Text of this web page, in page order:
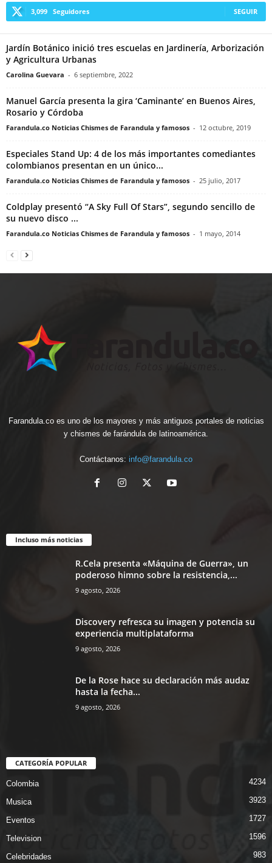
3,099 Seguidores SEGUIR
Jardín Botánico inició tres escuelas en Jardinería, Arborización
y Agricultura Urbanas
Carolina Guevara - 6 septiembre, 2022
Manuel García presenta la gira ‘Caminante’ en Buenos Aires,
Rosario y Córdoba
Farandula.co Noticias Chismes de Farandula y famosos - 12 octubre, 2019
Especiales Stand Up: 4 de los más importantes comediantes
colombianos presentan en un único...
Farandula.co Noticias Chismes de Farandula y famosos - 25 julio, 2017
Coldplay presentó “A Sky Full Of Stars”, segundo sencillo de
su nuevo disco ...
Farandula.co Noticias Chismes de Farandula y famosos - 1 mayo, 2014
Farandula.co es uno de los mayores y más antiguos portales de noticias
y chismes de farándula de latinoamérica.
Contáctanos: info@farandula.co
Incluso más noticias
R.Cela presenta «Máquina de Guerra», un
poderoso himno sobre la resistencia,...
9 agosto, 2026
Discovery refresca su imagen y potencia su
experiencia multiplataforma
9 agosto, 2026
De la Rose hace su declaración más audaz
hasta la fecha...
9 agosto, 2026
CATEGORÍA POPULAR
Colombia 4234
Musica 3923
Eventos 1727
Television 1596
Celebridades 983